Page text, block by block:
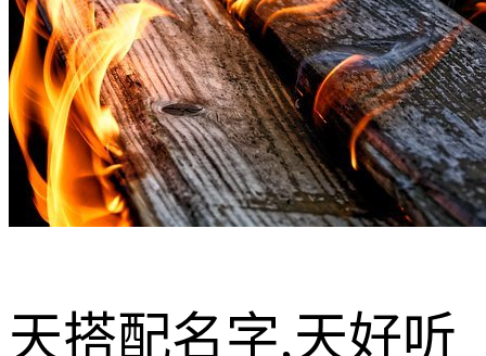
天搭配名字,天好听